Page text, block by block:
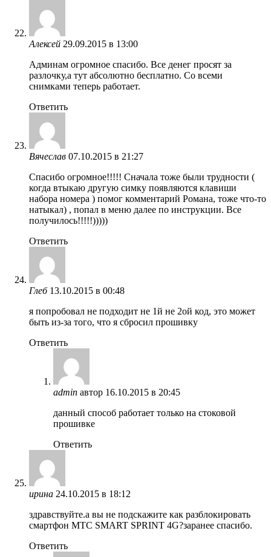
Алексей 29.09.2015 в 13:00
Админам огромное спасибо. Все денег просят за
разлочку,а тут абсолютно бесплатно. Со всеми
снимками теперь работает.
Ответить
Вячеслав 07.10.2015 в 21:27
Спасибо огромное!!!!! Сначала тоже были трудности (
когда втыкаю другую симку появляются клавиши
набора номера ) помог комментарий Романа, тоже что-то
натыкал) , попал в меню далее по инструкции. Все
получилось!!!!!)))))
Ответить
Глеб 13.10.2015 в 00:48
я попробовал не подходит не 1й не 2ой код, это может
быть из-за того, что я сбросил прошивку
Ответить
admin автор 16.10.2015 в 20:45
данный способ работает только на стоковой
прошивке
Ответить
ирина 24.10.2015 в 18:12
здравствуйте.а вы не подскажите как разблокировать
смартфон МТС SMART SPRINT 4G?заранее спасибо.
Ответить